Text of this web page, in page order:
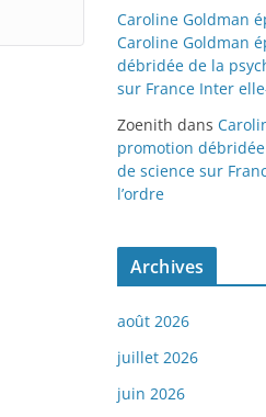
Caroline Goldman
Caroline Goldman
débridée de la
sur France Inter
Zoenith dans
promotion
de science sur
l’ordre
Archives
août 2026
juillet 2026
juin 2026